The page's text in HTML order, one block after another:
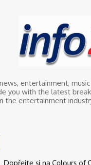
entertainment,
you with the latest
the entertainment
Dopřejte si na Colours of